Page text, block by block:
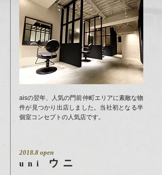
aisの翌年、人気の門前仲町エリアに素敵な物
件が見つかり出店しました。当社初となる半
個室コンセプトの人気店です。
2018.8 open
uni ウニ